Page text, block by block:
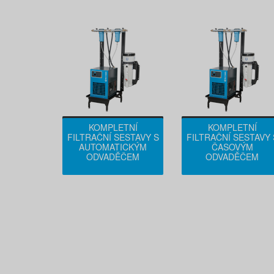
KOMPLETNÍ
FILTRAČNÍ SESTAVY S
AUTOMATICKÝM
ODVADĚČEM
KOMPLETNÍ
FILTRAČNÍ SESTAVY
ČASOVÝM
ODVADĚČEM